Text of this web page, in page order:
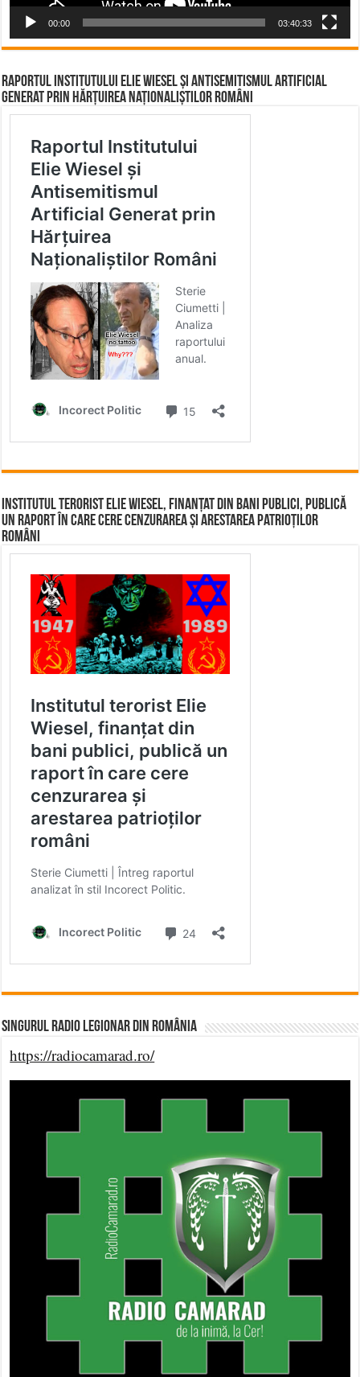
00:00 03:40:33
Raportul Institutului Elie Wiesel și Antisemitismul Artificial
Generat prin Hărțuirea Naționaliștilor Români
Institutul terorist Elie Wiesel, finanțat din bani publici, publică
un raport în care cere cenzurarea și arestarea patrioților
români
Singurul Radio Legionar din România
https://radiocamarad.ro/